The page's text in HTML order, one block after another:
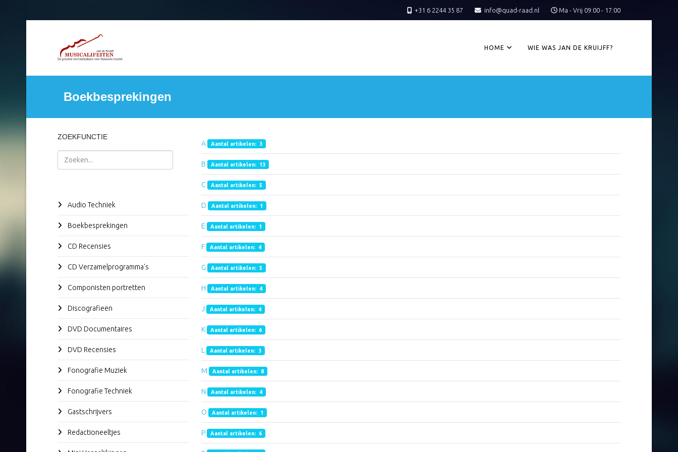
+31 6 2244 35 87 info@quad-raad.nl Ma - Vrij 09:00 - 17:00
HOME WIE WAS JAN DE KRUIJFF?
Boekbesprekingen
ZOEKFUNCTIE
Zoeken
Audio Techniek
Boekbesprekingen
CD Recensies
CD Verzamelprogramma's
Componisten portretten
Discografieën
DVD Documentaires
DVD Recensies
Fonografie Muziek
Fonografie Techniek
Gastschrijvers
Redactioneeltjes
A Aantal artikelen: 3
B Aantal artikelen: 13
C Aantal artikelen: 5
D Aantal artikelen: 1
E Aantal artikelen: 1
F Aantal artikelen: 4
G Aantal artikelen: 5
H Aantal artikelen: 4
J Aantal artikelen: 4
K Aantal artikelen: 6
L Aantal artikelen: 3
M Aantal artikelen: 8
N Aantal artikelen: 4
O Aantal artikelen: 1
P Aantal artikelen: 6